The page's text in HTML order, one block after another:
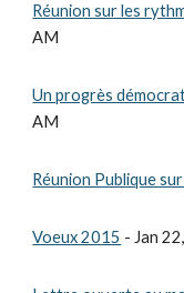
Réunion sur les
AM
Un progrès
AM
Réunion Publique
Voeux 2015 - Jan